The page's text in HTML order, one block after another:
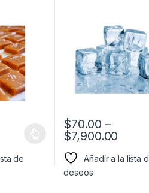
de
$70.00 –
$7,900.00
Añadir a la lista
deseos